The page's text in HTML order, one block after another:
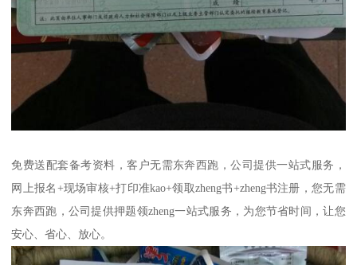
免费送配套备考资料，客户无需东奔西跑，公司提供一站式服务，
网上报名+现场审核+打印准kao+领取zheng书+zheng书注册，您无需
东奔西跑，公司提供押题领zheng一站式服务，为您节省时间，让您
安心、省心、放心。